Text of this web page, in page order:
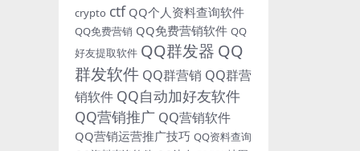
crypto ctf QQ个人资料查询软件
QQ免费营销 QQ免费营销软件 QQ
好友提取软件 QQ群发器 QQ
群发软件 QQ群营销 QQ群营
销软件 QQ自动加好友软件
QQ营销推广 QQ营销软件
QQ营销运营推广技巧 QQ资料查询